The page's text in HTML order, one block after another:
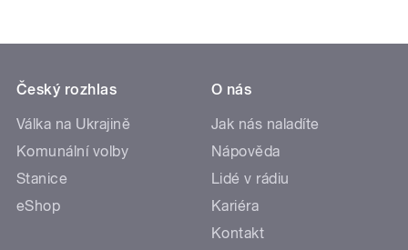
Český rozhlas
Válka na Ukrajině
Komunální volby
Stanice
eShop
O nás
Jak nás naladíte
Nápověda
Lidé v rádiu
Kariéra
Kontakt